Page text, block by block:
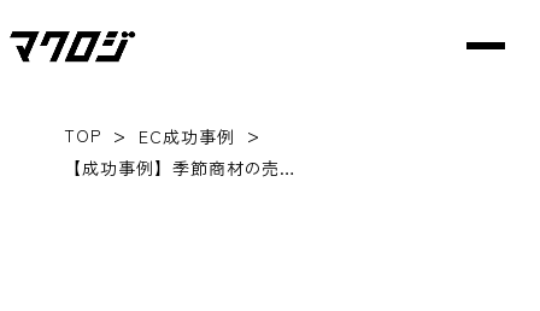
TOP > EC成功事例 >
【成功事例】季節商材の売上を伸ばすInstagramインフルエンサー施策｜繁忙期2〜3か月前からの設計と運用ポイント